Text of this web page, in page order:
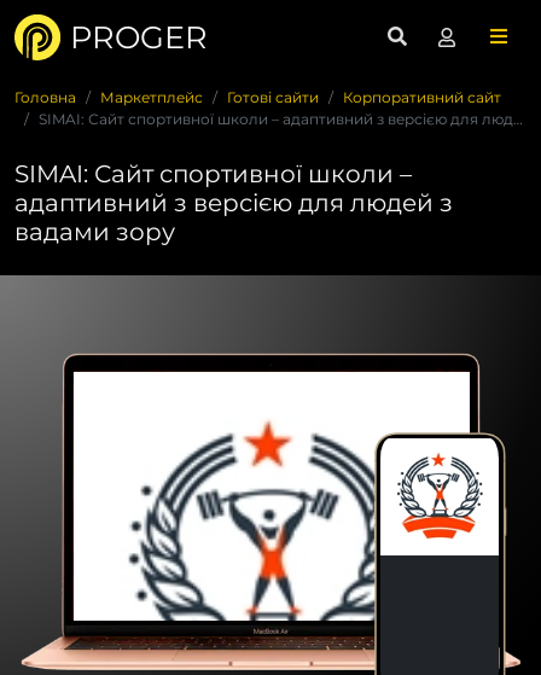
PROGER
Головна Маркетплейс Готові сайти
Корпоративний сайт
SIMAI: Сайт спортивної школи – адаптивний з версією для люде...
SIMAI: Сайт спортивної школи –
адаптивний з версією для людей з
вадами зору